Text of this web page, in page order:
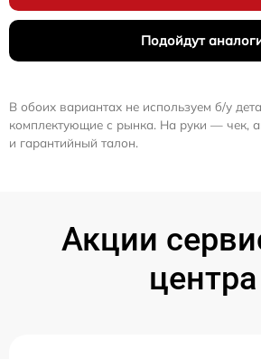
Подойдут
В обоих вариантах не используем б/у
комплектующие с рынка. На руки — чек,
и гарантийный талон.
Акции
центра